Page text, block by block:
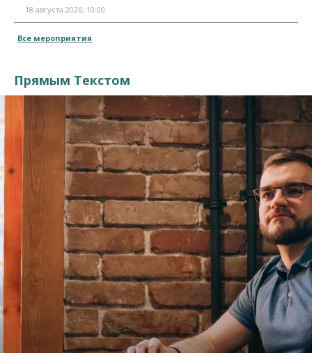
18 августа 2026, 10:00
Все мероприятия
Прямым Текстом